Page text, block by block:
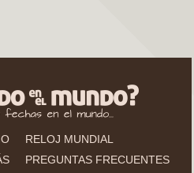
RELOJ MUNDIAL
PREGUNTAS FRECUENTES